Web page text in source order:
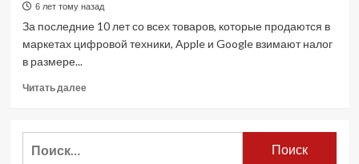
6 лет тому назад
За последние 10 лет со всех товаров, которые продаются в
маркетах цифровой техники, Apple и Google взимают налог
в размере...
Читать далееПрочитать
Павел